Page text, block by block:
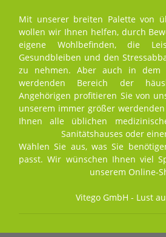
Mit unserer breiten Palette von
wollen wir Ihnen helfen, durch
eigene Wohlbefinden, die
Gesundbleiben und den
zu nehmen. Aber auch in dem
werdenden Bereich der
Angehörigen profitieren Sie von
unserem immer größer
Ihnen alle üblichen
Sanitätshauses oder
Wählen Sie aus, was Sie
passt. Wir wünschen Ihnen viel
unserem Online-
Vitego GmbH - Lust